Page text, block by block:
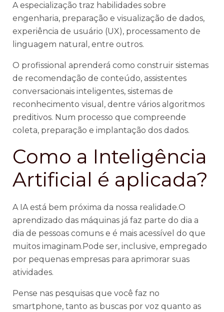
A especialização traz habilidades sobre
engenharia, preparação e visualização de dados,
experiência de usuário (UX), processamento de
linguagem natural, entre outros.
O profissional aprenderá como construir sistemas
de recomendação de conteúdo, assistentes
conversacionais inteligentes, sistemas de
reconhecimento visual, dentre vários algoritmos
preditivos. Num processo que compreende
coleta, preparação e implantação dos dados.
Como a Inteligência
Artificial é aplicada?
A IA está bem próxima da nossa realidade.O
aprendizado das máquinas já faz parte do dia a
dia de pessoas comuns e é mais acessível do que
muitos imaginam.Pode ser, inclusive, empregado
por pequenas empresas para aprimorar suas
atividades.
Pense nas pesquisas que você faz no
smartphone, tanto as buscas por voz quanto as